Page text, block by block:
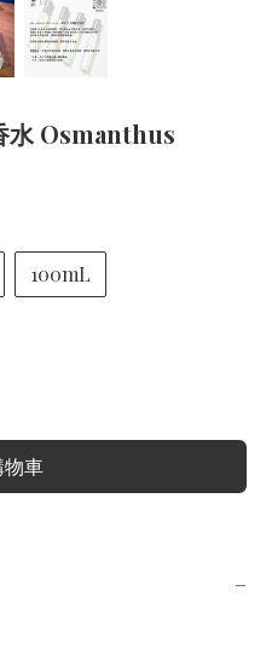
水 Osmanthus
100mL
物車
−